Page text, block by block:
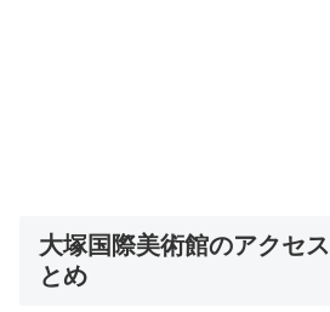
大塚国際美術館のアクセ
とめ